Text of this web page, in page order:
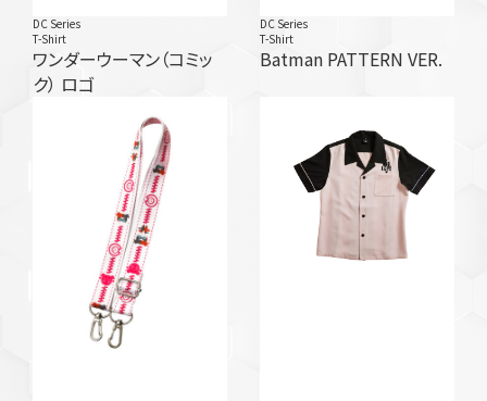
DC Series
T-Shirt
ワンダーウーマン（コミッ
ク） ロゴ
DC Series
T-Shirt
Batman PATTERN VER.